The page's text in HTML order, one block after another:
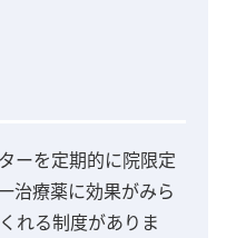
ーを定期的に院限定
治療薬に効果がみら
れる制度がありま